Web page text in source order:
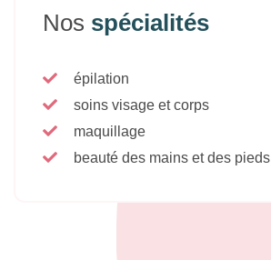
Nos spécialités
épilation
soins visage et corps
maquillage
beauté des mains et des pieds